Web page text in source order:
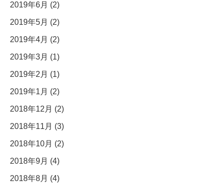
2019年6月 (2)
2019年5月 (2)
2019年4月 (2)
2019年3月 (1)
2019年2月 (1)
2019年1月 (2)
2018年12月 (2)
2018年11月 (3)
2018年10月 (2)
2018年9月 (4)
2018年8月 (4)